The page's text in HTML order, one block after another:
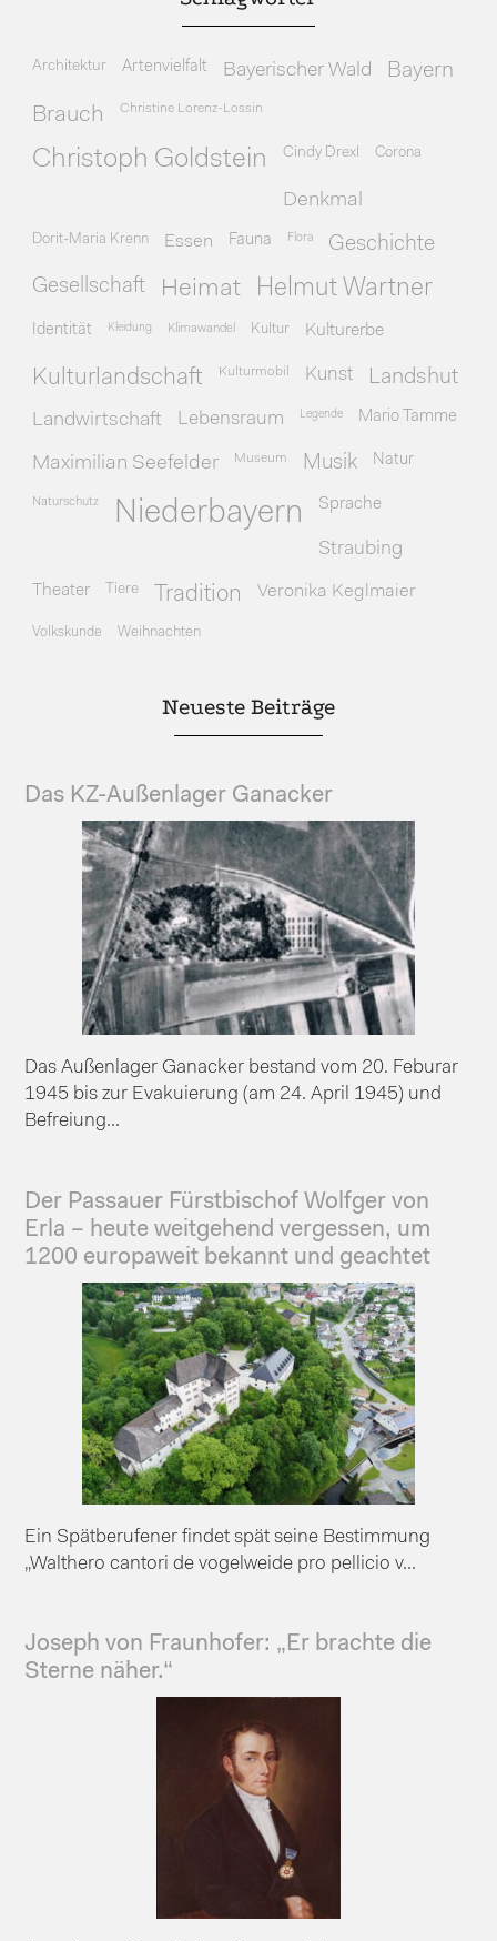
Architektur Artenvielfalt Bayerischer Wald Bayern
Brauch Christine Lorenz-Lossin
Christoph Goldstein Cindy Drexl Corona
Denkmal
Dorit-Maria Krenn Essen Fauna Flora Geschichte
Gesellschaft Heimat Helmut Wartner
Identität Kleidung Klimawandel Kultur Kulturerbe
Kulturlandschaft Kulturmobil Kunst Landshut
Landwirtschaft Lebensraum Legende Mario Tamme
Maximilian Seefelder Museum Musik Natur
Naturschutz Niederbayern Sprache
Straubing
Theater Tiere Tradition Veronika Keglmaier
Volkskunde Weihnachten
Neueste Beiträge
Das KZ-Außenlager Ganacker
Das Außenlager Ganacker bestand vom 20. Feburar
1945 bis zur Evakuierung (am 24. April 1945) und
Befreiung...
Der Passauer Fürstbischof Wolfger von
Erla – heute weitgehend vergessen, um
1200 europaweit bekannt und geachtet
Ein Spätberufener findet spät seine Bestimmung
„Walthero cantori de vogelweide pro pellicio v...
Joseph von Fraunhofer: „Er brachte die
Sterne näher.“